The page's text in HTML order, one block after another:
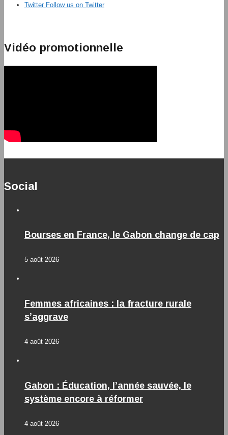
Twitter Follow us on Twitter
Vidéo promotionnelle
Social
Bourses en France, le Gabon change de cap
5 août 2026
Femmes africaines : la fracture rurale
s’aggrave
4 août 2026
Gabon : Éducation, l’année sauvée, le
système encore à réformer
4 août 2026